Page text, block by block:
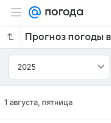
2025
1 августа, пятница